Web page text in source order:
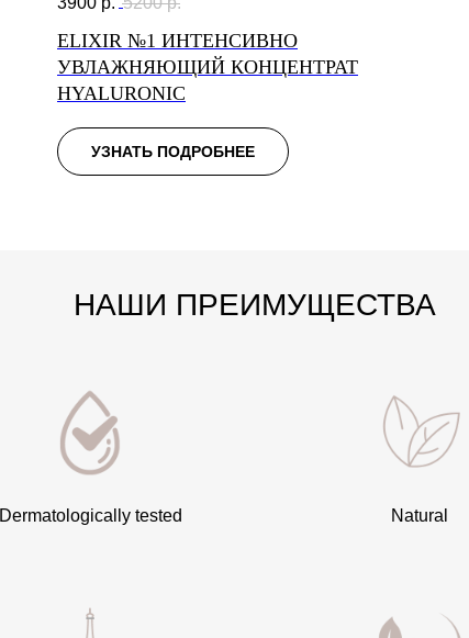
ELIXIR №1 ИНТЕНСИВНО
УВЛАЖНЯЮЩИЙ КОНЦЕНТРАТ
HYALURONIC
УЗНАТЬ ПОДРОБНЕЕ
НАШИ ПРЕИМУЩЕСТВА
Dermatologically tested Natural